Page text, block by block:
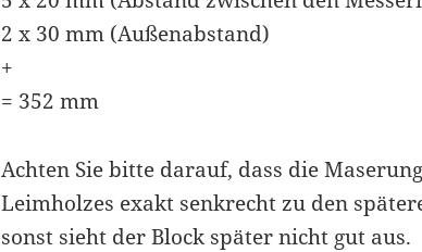
2 x 30 mm (Außenabstand)
+
= 352 mm
Achten Sie bitte darauf, dass die
Leimholzes exakt senkrecht zu den
sonst sieht der Block später nicht gut aus.